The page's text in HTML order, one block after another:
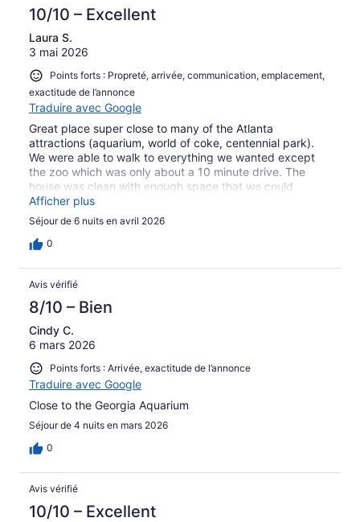
10/10 – Excellent
Laura S.
3 mai 2026
Points forts : Propreté, arrivée, communication, emplacement,
exactitude de l’annonce
Traduire avec Google
Great place super close to many of the Atlanta
attractions (aquarium, world of coke, centennial park).
We were able to walk to everything we wanted except
the zoo which was only about a 10 minute drive. The
house was clean with enough space that we could
spread out and not be all over each other. Would
definitely rent again.
Afficher plus
Séjour de 6 nuits en avril 2026
0
Avis vérifié
8/10 – Bien
Cindy C.
6 mars 2026
Points forts : Arrivée, exactitude de l’annonce
Traduire avec Google
Close to the Georgia Aquarium
Séjour de 4 nuits en mars 2026
0
Avis vérifié
10/10 – Excellent